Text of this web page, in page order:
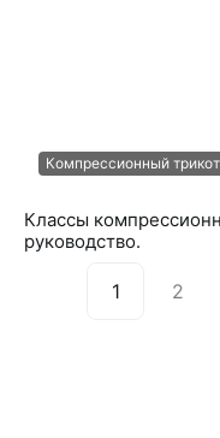
Компрессионный
Классы
руководство.
1 2